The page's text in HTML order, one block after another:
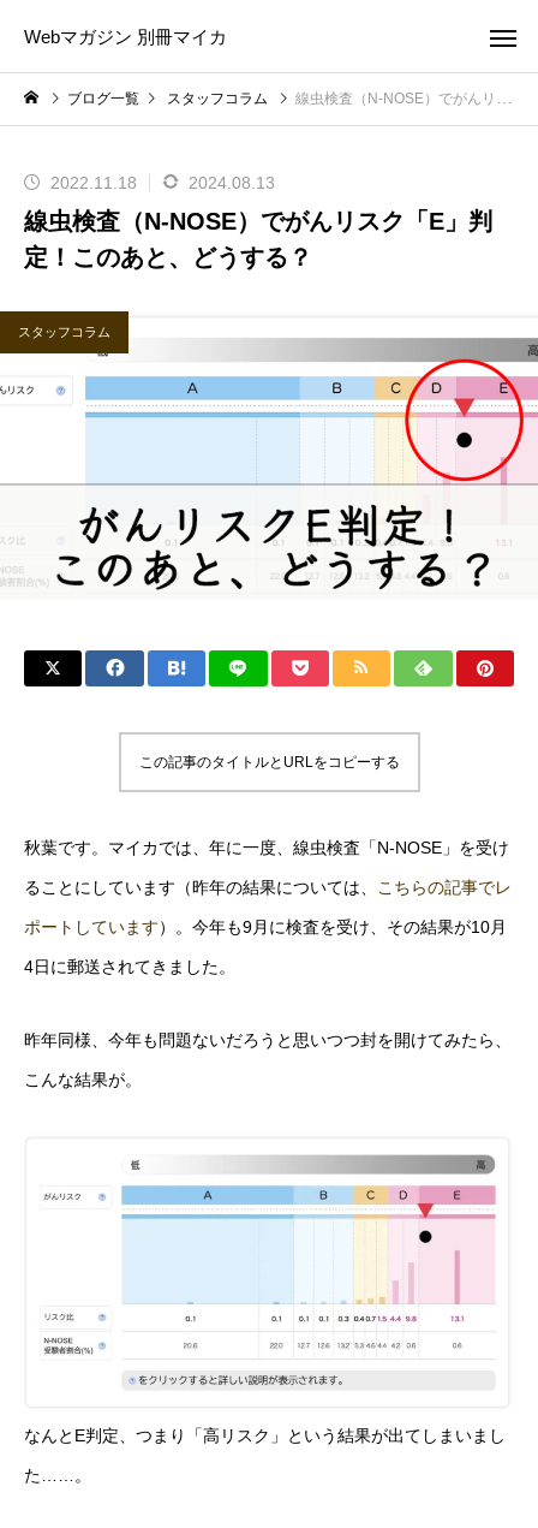
Webマガジン 別冊マイカ
ブログ一覧 スタッフコラム 線虫検査（N-NOSE）でがんリスク「E」判定！このあと、どうする？
2022.11.18 2024.08.13
線虫検査（N-NOSE）でがんリスク「E」判
定！このあと、どうする？
スタッフコラム
この記事のタイトルとURLをコピーする
秋葉です。マイカでは、年に一度、線虫検査「N-NOSE」を受け
ることにしています（昨年の結果については、 こちらの記事でレ
ポートしています）。今年も9月に検査を受け、その結果が10月
4日に郵送されてきました。
昨年同様、今年も問題ないだろうと思いつつ封を開けてみたら、
こんな結果が。
なんとE判定、つまり「高リスク」という結果が出てしまいまし
た……。